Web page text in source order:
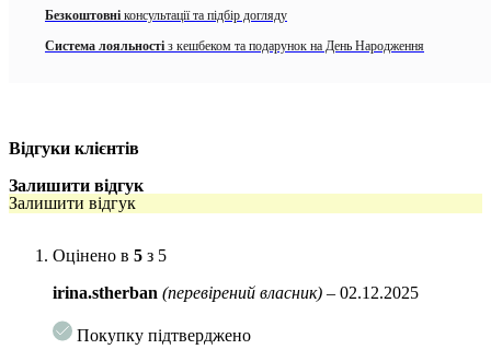
• Потужний захист шкіри від ультрафіолету. Зберігає шкіру вологою
(CICA), екстракт Перлової крупи, екстракт Морінги, екстракт
• Захищає від УФ променів навіть при контакті з водою та появі поту
вбирається та зволожує на клітинному рівні тривалий час
• Легко змивається: використовуйте пінку, мило або гель для душу,
щоб видалити залишки засобу зі шкіри
Безкоштовні консультації та підбір догляду
Система лояльності з кешбеком та подарунок на День Народження
Відгуки клієнтів
Залишити відгук
Залишити відгук
Оцінено в 5 з 5
irina.stherban (перевірений власник) – 02.12.2025
Покупку підтверджено